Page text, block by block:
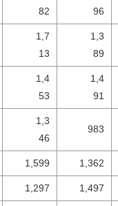
82
96
1,7
13
1,3
89
1,4
53
1,4
91
1,3
46
983
1,599 1,362
1,297 1,497